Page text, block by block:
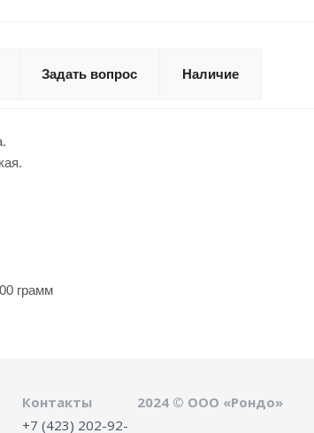
Задать вопрос Наличие
грамм
Контакты
+7 (423) 202-92-
2024 © ООО «Рондо»